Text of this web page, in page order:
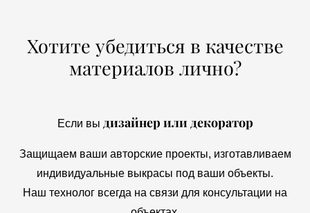
Хотите убедиться в качестве
материалов лично?
Если вы дизайнер или декоратор
Защищаем ваши авторские проекты, изготавливаем
индивидуальные выкрасы под ваши объекты.
Наш технолог всегда на связи для консультации на